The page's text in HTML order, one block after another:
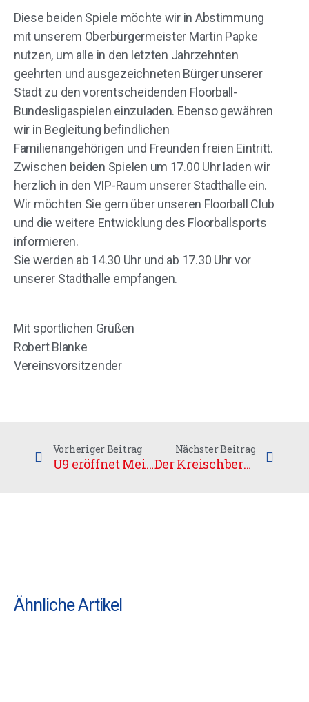
Diese beiden Spiele möchte wir in Abstimmung
mit unserem Oberbürgermeister Martin Papke
nutzen, um alle in den letzten Jahrzehnten
geehrten und ausgezeichneten Bürger unserer
Stadt zu den vorentscheidenden Floorball-
Bundesligaspielen einzuladen. Ebenso gewähren
wir in Begleitung befindlichen
Familienangehörigen und Freunden freien Eintritt.
Zwischen beiden Spielen um 17.00 Uhr laden wir
herzlich in den VIP-Raum unserer Stadthalle ein.
Wir möchten Sie gern über unseren Floorball Club
und die weitere Entwicklung des Floorballsports
informieren.
Sie werden ab 14.30 Uhr und ab 17.30 Uhr vor
unserer Stadthalle empfangen.
Mit sportlichen Grüßen
Robert Blanke
Vereinsvorsitzender
Vorheriger Beitrag
U9 eröffnet Meisterrunde mit Doppelerfolg
Nächster Beitrag
Der Kreischberg rief…
Ähnliche Artikel